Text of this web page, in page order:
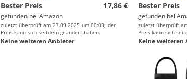
Bester Preis
17,86 €
gefunden bei Amazon
zuletzt überprüft am 27.09.2025 um 00:03; der
Preis kann sich seitdem geändert haben.
Keine weiteren Anbieter
Bester Preis
gefunden bei
zuletzt überprüft
Preis kann sich
Keine weiteren